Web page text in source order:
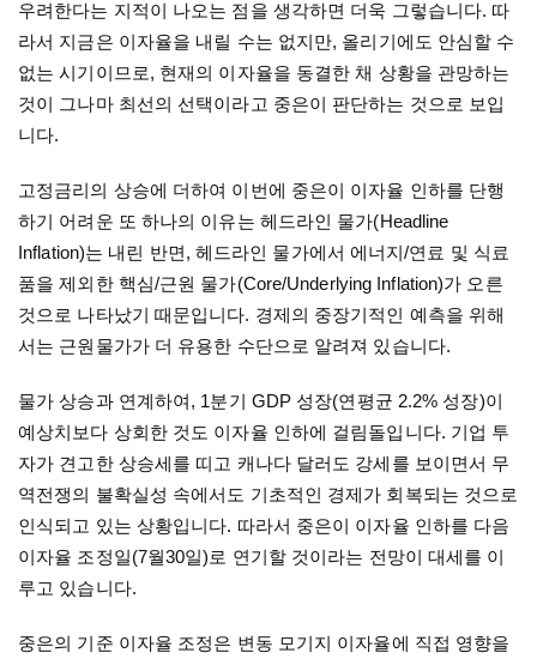
우려한다는 지적이 나오는 점을 생각하면 더욱 그렇습니다. 따
라서 지금은 이자율을 내릴 수는 없지만, 올리기에도 안심할 수
없는 시기이므로, 현재의 이자율을 동결한 채 상황을 관망하는
것이 그나마 최선의 선택이라고 중은이 판단하는 것으로 보입
니다.
고정금리의 상승에 더하여 이번에 중은이 이자율 인하를 단행
하기 어려운 또 하나의 이유는 헤드라인 물가(Headline
Inflation)는 내린 반면 , 헤드라인 물가에서 에너지/연료 및 식료
품을 제외한 핵심/근원 물가(Core/Underlying Inflation)가 오른
것으로 나타났기 때문입니다. 경제의 중장기적인 예측을 위해
서는 근원물가가 더 유용한 수단으로 알려져 있습니다.
물가 상승과 연계하여 , 1분기 GDP 성장(연평균 2.2% 성장)이
예상치보다 상회한 것도 이자율 인하에 걸림돌입니다. 기업 투
자가 견고한 상승세를 띠고 캐나다 달러도 강세를 보이면서 무
역전쟁의 불확실성 속에서도 기초적인 경제가 회복되는 것으로
인식되고 있는 상황입니다. 따라서 중은이 이자율 인하를 다음
이자율 조정일(7월30일)로 연기할 것이라는 전망이 대세를 이
루고 있습니다.
중은의 기준 이자율 조정은 변동 모기지 이자율에 직접 영향을